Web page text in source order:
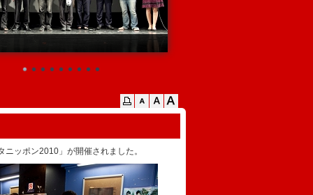
ッポン2010」が開催されました。